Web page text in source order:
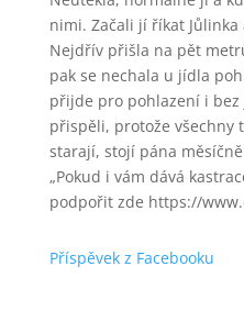
nimi. Začali jí říkat
Nejdřív přišla na pět
pak se nechala u jídla
přijde pro pohlazení i
přispěli, protože všechny
starají, stojí pána
„Pokud i vám dává
podpořit zde https://
Příspěvek z Facebooku